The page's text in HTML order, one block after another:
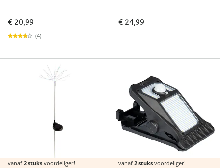
€ 20,99
(4)
€ 24,99
vanaf 2 stuks voordeliger! vanaf 2 stuksvoordeliger!